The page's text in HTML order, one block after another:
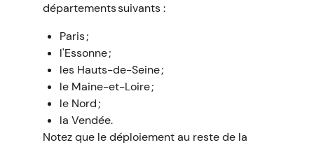
départements suivants :
Paris ;
l'Essonne ;
les Hauts-de-Seine ;
le Maine-et-Loire ;
le Nord ;
la Vendée.
Notez que le déploiement au reste de la